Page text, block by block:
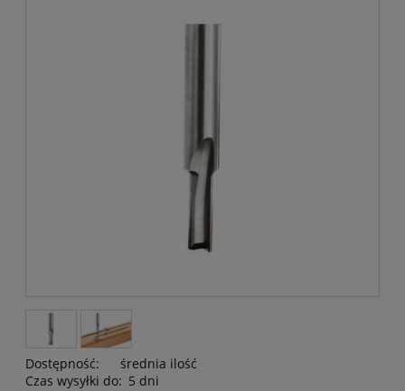
Dostępność:
średnia ilość
Czas wysyłki do: 5 dni